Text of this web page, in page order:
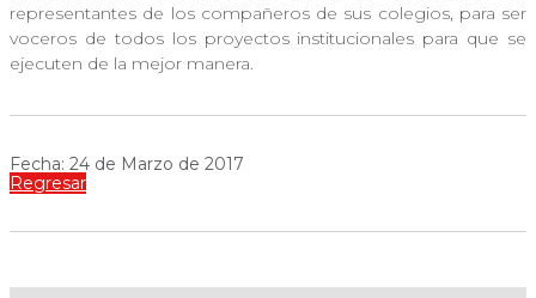
representantes de los compañeros de sus colegios, para ser
voceros de todos los proyectos institucionales para que se
ejecuten de la mejor manera.
Fecha: 24 de Marzo de 2017
Regresar